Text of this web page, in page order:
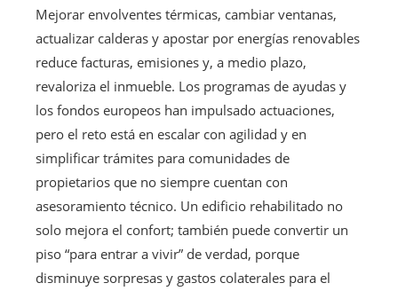
Mejorar envolventes térmicas, cambiar ventanas,
actualizar calderas y apostar por energías renovables
reduce facturas, emisiones y, a medio plazo,
revaloriza el inmueble. Los programas de ayudas y
los fondos europeos han impulsado actuaciones,
pero el reto está en escalar con agilidad y en
simplificar trámites para comunidades de
propietarios que no siempre cuentan con
asesoramiento técnico. Un edificio rehabilitado no
solo mejora el confort; también puede convertir un
piso “para entrar a vivir” de verdad, porque
disminuye sorpresas y gastos colaterales para el